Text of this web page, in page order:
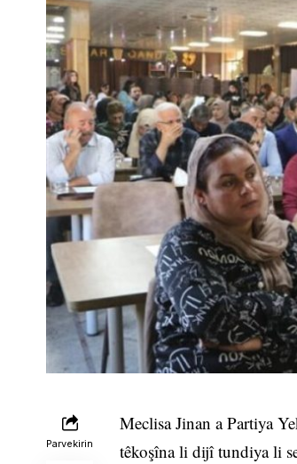
Parvekirin
Meclisa Jinan a Partiya
têkoşîna li dijî tundiya li